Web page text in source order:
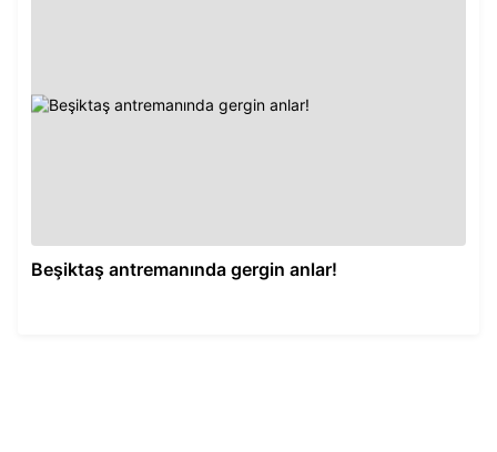
Beşiktaş antremanında gergin anlar!